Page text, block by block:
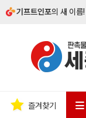
기프트인포의 새 이름!
즐겨찾기